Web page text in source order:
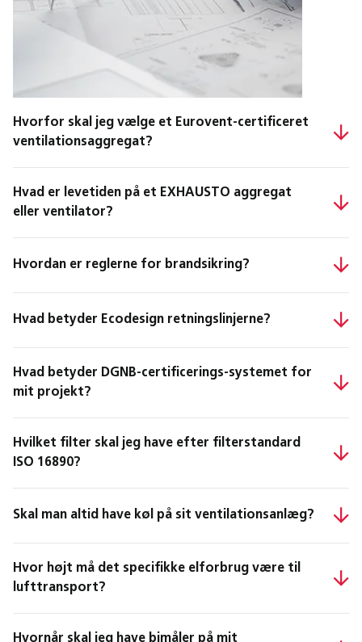
Hvorfor skal jeg vælge et Eurovent-certificeret
ventilationsaggregat?
Hvad er levetiden på et EXHAUSTO aggregat
eller ventilator?
Hvordan er reglerne for brandsikring?
Hvad betyder Ecodesign retningslinjerne?
Hvad betyder DGNB-certificerings-systemet for
mit projekt?
Hvilket filter skal jeg have efter filterstandard
ISO 16890?
Skal man altid have køl på sit ventilationsanlæg?
Hvor højt må det specifikke elforbrug være til
lufttransport?
Hvornår skal jeg have bimåler på mit